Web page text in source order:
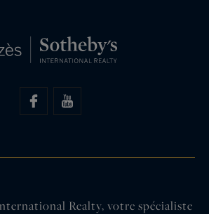
Realty, votre spécialiste